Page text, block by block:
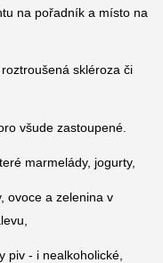
na pořadník a místo na
skléroza či
všude zastoupené.
marmelády, jogurty,
ovoce a zelenina v
piv - i nealkoholické,